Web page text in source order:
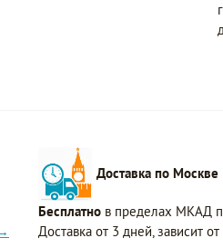
Доставка по Москве
Бесплатно в пределах МКАД
Доставка от 3 дней, зависит